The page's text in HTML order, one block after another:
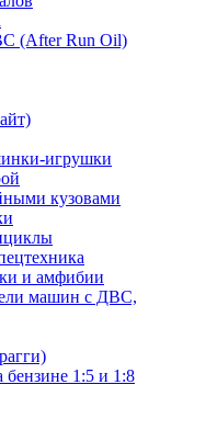
(After Run Oil)
игрушки
кузовами
и амфибии
машин с ДВС,
1:5 и 1:8